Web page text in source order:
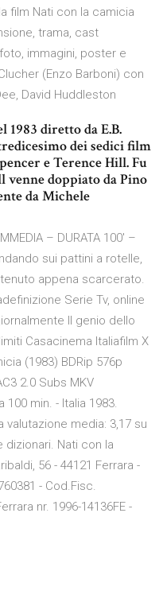
film Nati con la camicia
trama, cast
immagini, poster e
(Enzo Barboni) con
David Huddleston
1983 diretto da E.B.
dei sedici film
e Terence Hill. Fu
doppiato da Pino
da Michele
– DURATA 100′ –
sui pattini a rotelle,
appena scarcerato.
Serie Tv, online
Il genio dello
Casacinema Italiafilm X
(1983) BDRip 576p
2.0 Subs MKV
100 min. - Italia 1983.
valutazione media: 3,17 su
Nati con la
56 - 44121 Ferrara -
- Cod.Fisc.
nr. 1996-14136FE -